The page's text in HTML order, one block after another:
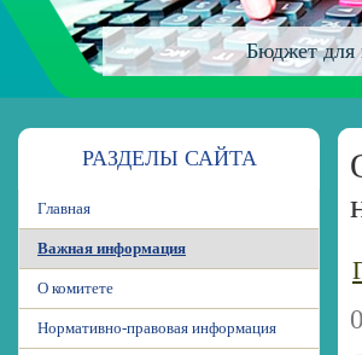
Бюджет для
РАЗДЕЛЫ САЙТА
Главная
Важная информация
О комитете
Нормативно-правовая информация